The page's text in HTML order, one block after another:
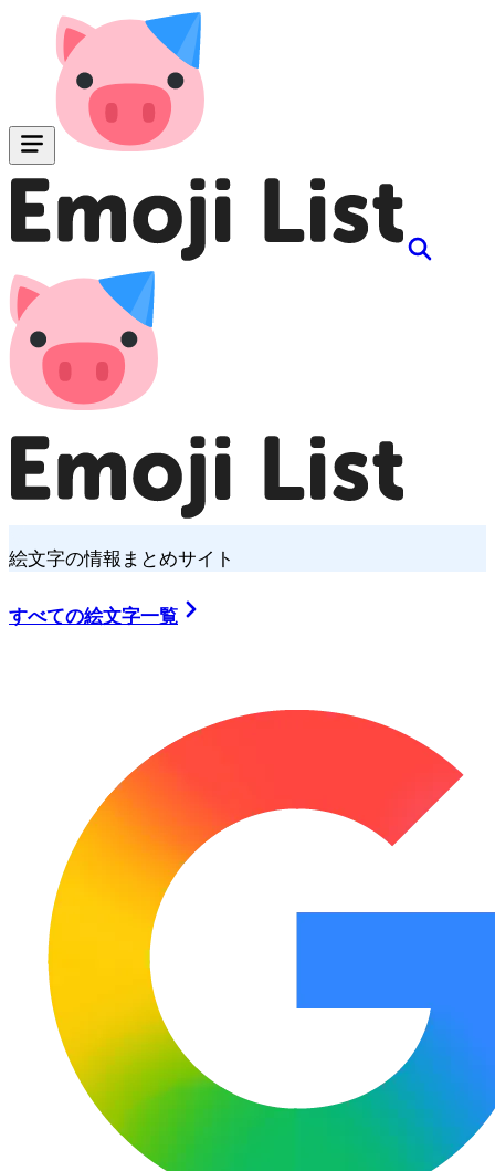
絵文字の情報まとめサイト
すべての絵文字一覧